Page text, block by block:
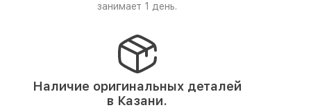
занимает 1 день.
Наличие оригинальных деталей
в Казани.